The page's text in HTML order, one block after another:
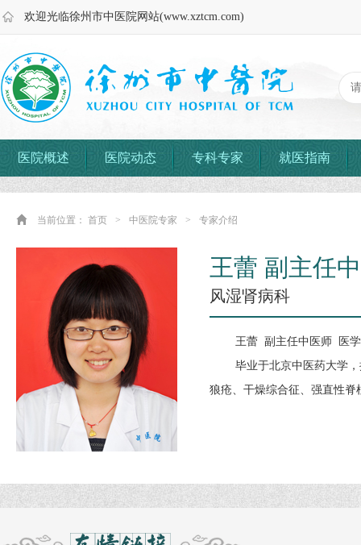
欢迎光临徐州市中医院网站(www.xztcm.com)
医院概述 医院动态 专科专家 就医指南
当前位置： 首页 > 中医院专家 > 专家介绍
王蕾 副主任
风湿肾病科
王蕾 副主任中医师 医
毕业于北京中医药大学
狼疮、干燥综合征、强直性